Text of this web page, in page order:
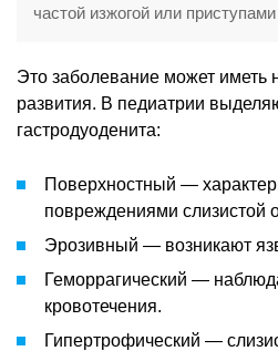
частой изжогой или
Это заболевание может иметь
развития. В педиатрии
гастродуоденита:
Поверхностный —
повреждениями слизистой
Эрозивный — возникают
Геморрагический —
кровотечения.
Гипертрофический —